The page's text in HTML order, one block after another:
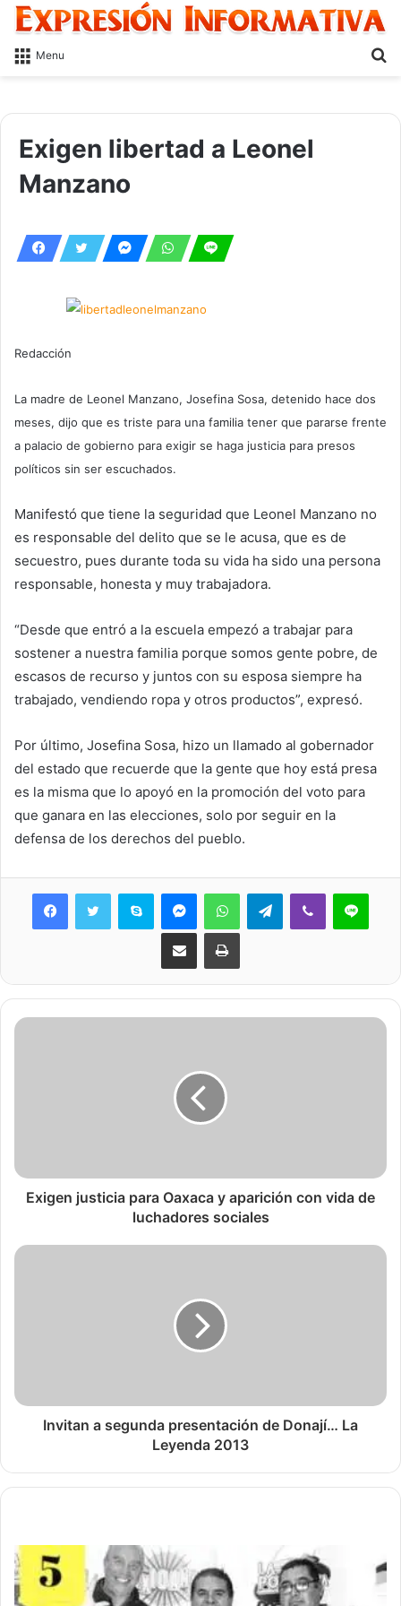
Menu
Exigen libertad a Leonel
Manzano
Redacción
La madre de Leonel Manzano, Josefina Sosa, detenido hace dos
meses, dijo que es triste para una familia tener que pararse frente
a palacio de gobierno para exigir se haga justicia para presos
políticos sin ser escuchados.
Manifestó que tiene la seguridad que Leonel Manzano no
es responsable del delito que se le acusa, que es de
secuestro, pues durante toda su vida ha sido una persona
responsable, honesta y muy trabajadora.
“Desde que entró a la escuela empezó a trabajar para
sostener a nuestra familia porque somos gente pobre, de
escasos de recurso y juntos con su esposa siempre ha
trabajado, vendiendo ropa y otros productos”, expresó.
Por último, Josefina Sosa, hizo un llamado al gobernador
del estado que recuerde que la gente que hoy está presa
es la misma que lo apoyó en la promoción del voto para
que ganara en las elecciones, solo por seguir en la
defensa de los derechos del pueblo.
Skype MessengerWhatsAppTelegramViber Line
Share via Email Print
Exigen justicia para Oaxaca y aparición con vida de
luchadores sociales
Invitan a segunda presentación de Donají… La
Leyenda 2013